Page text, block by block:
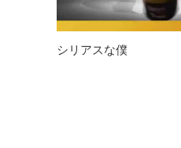
シリアスな僕